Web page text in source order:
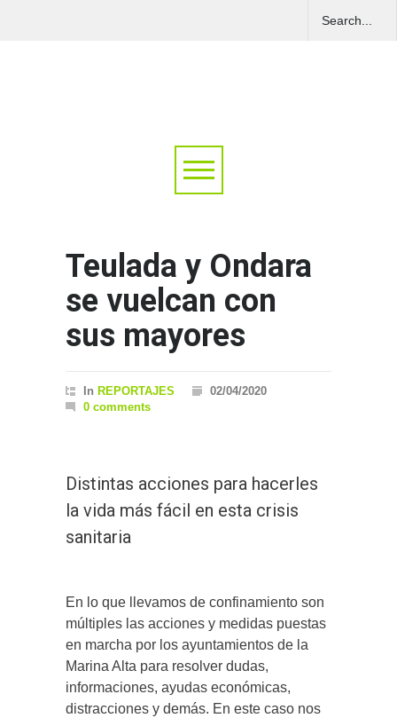
Teulada y Ondara
se vuelcan con
sus mayores
In REPORTAJES
02/04/2020
0 comments
Distintas acciones para hacerles
la vida más fácil en esta crisis
sanitaria
En lo que llevamos de confinamiento son
múltiples las acciones y medidas puestas
en marcha por los ayuntamientos de la
Marina Alta para resolver dudas,
informaciones, ayudas económicas,
distracciones y demás. En este caso nos